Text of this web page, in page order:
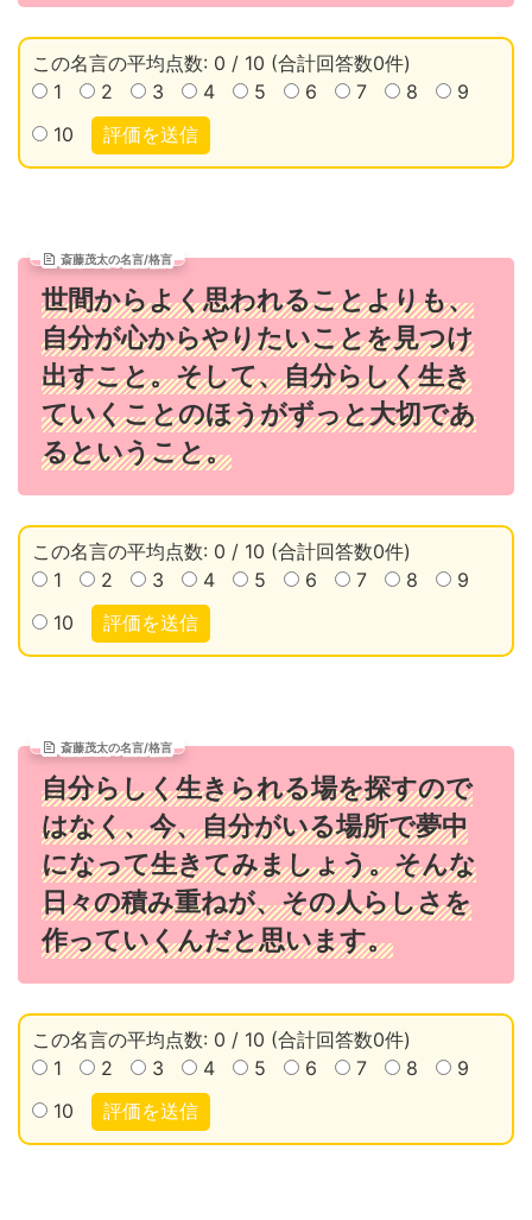
この名言の平均点数: 0 / 10 (合計回答数0件)
1
2 3 4 5 6 7 8
9
10
評価を送信
斎藤茂太の名言/格言
世間からよく思われることよりも、
自分が心からやりたいことを見つけ
出すこと。そして、自分らしく生き
ていくことのほうがずっと大切であ
るということ。
この名言の平均点数: 0 / 10 (合計回答数0件)
1
2 3 4 5 6 7 8
9
10
評価を送信
斎藤茂太の名言/格言
自分らしく生きられる場を探すので
はなく、今、自分がいる場所で夢中
になって生きてみましょう。そんな
日々の積み重ねが、その人らしさを
作っていくんだと思います。
この名言の平均点数: 0 / 10 (合計回答数0件)
1
2 3 4 5 6 7 8
9
10
評価を送信